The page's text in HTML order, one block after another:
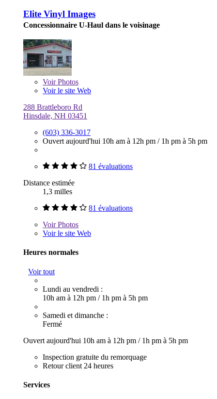
Elite Vinyl Images
Concessionnaire U-Haul dans le voisinage
VoirPhotos
Voir le site Web
288 Brattleboro Rd
Hinsdale, NH 03451
(603) 336-3017
Ouvert aujourd'hui 10h am à 12h pm / 1h pm à 5h pm
81 évaluations
Distance estimée
1,3 milles
81 évaluations
VoirPhotos
Voir le site Web
Heures normales
Voir tout
Lundi au vendredi :
10h am à 12h pm / 1h pm à 5h pm
Samedi et dimanche :
Fermé
Ouvert aujourd'hui 10h am à 12h pm / 1h pm à 5h pm
Inspection gratuite du remorquage
Retour client 24 heures
Services